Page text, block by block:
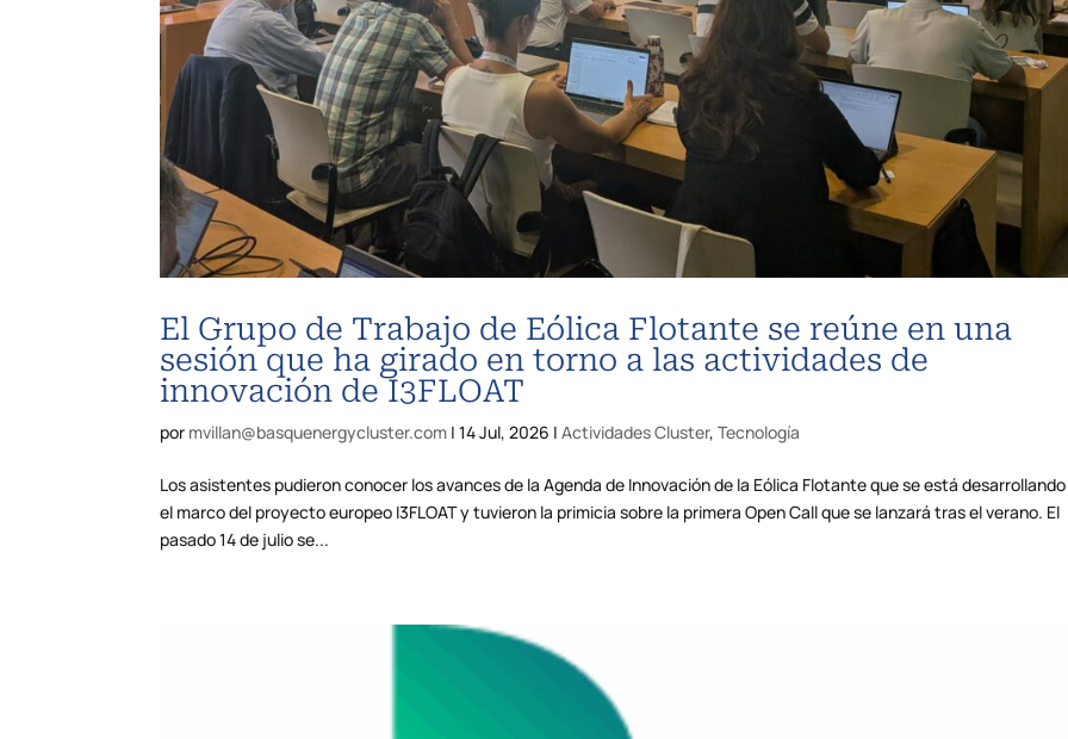
El Grupo de Trabajo de Eólica Flotante se reúne en una
sesión que ha girado en torno a las actividades de
innovación de I3FLOAT
por mvillan@basquenergycluster.com |14 Jul, 2026 |Actividades Cluster,Tecnología
Los asistentes pudieron conocer los avances de la Agenda de Innovación de la Eólica Flotante que se está
el marco del proyecto europeo I3FLOAT y tuvieron la primicia sobre la primera Open Call que se lanzará tras el verano. El
pasado 14 de julio se...